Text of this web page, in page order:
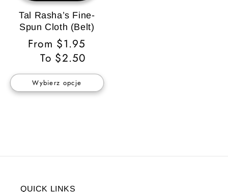
Tal Rasha’s Fine-
Spun Cloth (Belt)
Cena
regularna
From $1.95
To $2.50
Wybierz opcje
QUICK LINKS